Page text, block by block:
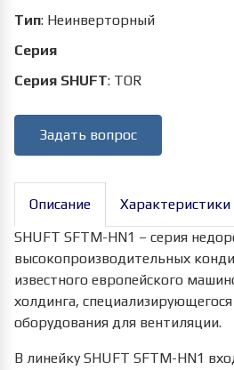
Тип: Неинверторный
Серия
Серия SHUFT: TOR
Задать вопрос
Описание
Характеристики
SHUFT SFTM-HN1 – серия
высокопроизводительных
известного европейского
холдинга,
оборудования для вентиляции.
В линейку SHUFT SFTM-HN1